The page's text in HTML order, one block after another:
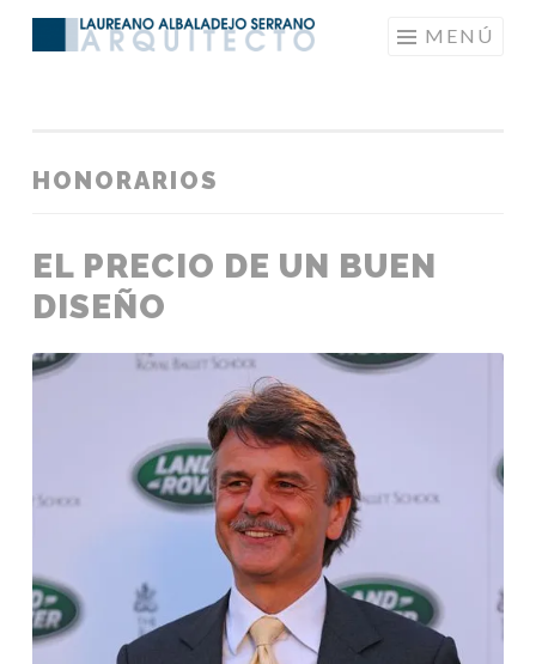
Saltar
MENÚ
HONORARIOS
EL PRECIO DE UN BUEN
DISEÑO